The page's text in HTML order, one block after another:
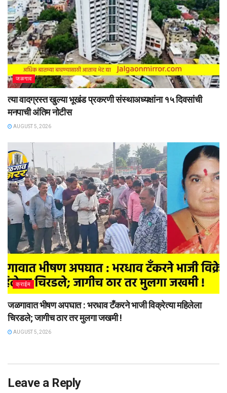
जळगाव
त्या वादग्रस्त खुल्या भूखंड प्रकरणी संस्थाअध्यक्षांना १५ दिवसांची
मनपाची अंतिम नोटीस
AUGUST 5, 2026
क्राईम
जळगावात भीषण अपघात : भरधाव टँकरने भाजी विक्रेत्या महिलेला
चिरडले; जागीच ठार तर मुलगा जखमी !
AUGUST 5, 2026
Leave a Reply